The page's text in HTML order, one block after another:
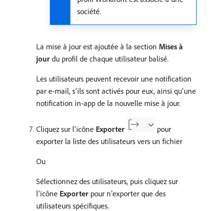
société.
La mise à jour est ajoutée à la section Mises à
jour du profil de chaque utilisateur balisé.
Les utilisateurs peuvent recevoir une notification
par e-mail, s’ils sont activés pour eux, ainsi qu’une
notification in-app de la nouvelle mise à jour.
Cliquez sur l’icône Exporter
pour
exporter la liste des utilisateurs vers un fichier
Ou
Sélectionnez des utilisateurs, puis cliquez sur
l’icône Exporter pour n’exporter que des
utilisateurs spécifiques.